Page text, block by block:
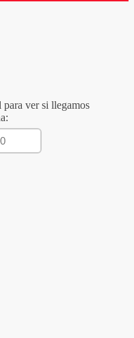
para ver si llegamos